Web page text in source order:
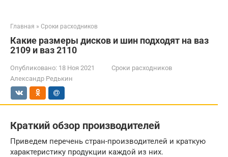
Главная » Сроки расходников
Какие размеры дисков и шин подходят на ваз
2109 и ваз 2110
Опубликовано: 18 Ноя 2021
Сроки расходников
Александр Редькин
Краткий обзор производителей
Приведем перечень стран-производителей и краткую
характеристику продукции каждой из них.